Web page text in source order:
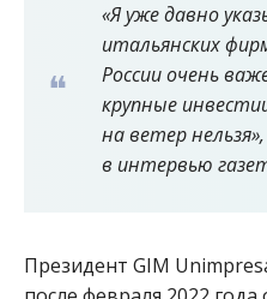
«Я уже давно
итальянских
России очень
крупные
на ветер
в интервью
Президент GIM